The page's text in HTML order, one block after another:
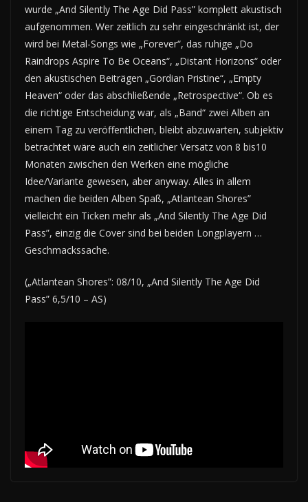
wurde „And Silently The Age Did Pass” komplett akustisch
aufgenommen. Wer zeitlich zu sehr eingeschränkt ist, der
wird bei Metal-Songs wie „Forever“, das ruhige „Do
Raindrops Aspire To Be Oceans“, „Distant Horizons“ oder
den akustischen Beiträgen „Gordian Pristine“, „Empty
Heaven“ oder das abschließende „Retrospective“. Ob es
die richtige Entscheidung war, als „Band“ zwei Alben an
einem Tag zu veröffentlichen, bleibt abzuwarten, subjektiv
betrachtet wäre auch ein zeitlicher Versatz von 8 bis10
Monaten zwischen den Werken eine mögliche
Idee/Variante gewesen, aber anyway. Alles in allem
machen die beiden Alben Spaß, „Atlantean Shores”
vielleicht ein Ticken mehr als „And Silently The Age Did
Pass”, einzig die Cover sind bei beiden Longplayern …
Geschmackssache.
(„Atlantean Shores”: 08/10, „And Silently The Age Did
Pass” 6,5/10 – AS)